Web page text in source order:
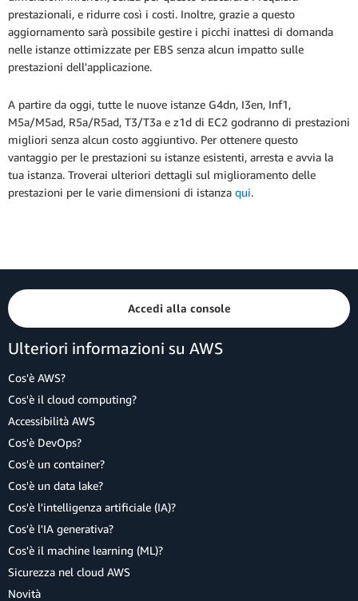
prestazionali, e ridurre così i costi. Inoltre, grazie a questo
aggiornamento sarà possibile gestire i picchi inattesi di domanda
nelle istanze ottimizzate per EBS senza alcun impatto sulle
prestazioni dell'applicazione.
A partire da oggi, tutte le nuove istanze G4dn, I3en, Inf1,
M5a/M5ad, R5a/R5ad, T3/T3a e z1d di EC2 godranno di prestazioni
migliori senza alcun costo aggiuntivo. Per ottenere questo
vantaggio per le prestazioni su istanze esistenti, arresta e avvia la
tua istanza. Troverai ulteriori dettagli sul miglioramento delle
prestazioni per le varie dimensioni di istanza qui.
Accedi alla console
Ulteriori informazioni su AWS
Cos'è AWS?
Cos'è il cloud computing?
Accessibilità AWS
Cos'è DevOps?
Cos'è un container?
Cos'è un data lake?
Cos'è l'intelligenza artificiale (IA)?
Cos'è l'IA generativa?
Cos'è il machine learning (ML)?
Sicurezza nel cloud AWS
Novità